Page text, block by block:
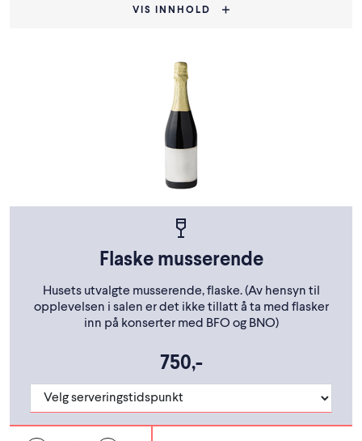
VIS INNHOLD
Flaske musserende
Husets utvalgte musserende, flaske. (Av hensyn til
opplevelsen i salen er det ikke tillatt å ta med flasker
inn på konserter med BFO og BNO)
750,-